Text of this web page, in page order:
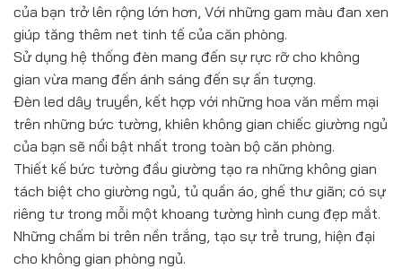
của bạn trở lên rộng lớn hơn, Với những gam màu đan xen
giúp tăng thêm net tinh tế của căn phòng.
Sử dụng hệ thống đèn mang đến sự rực rỡ cho không
gian vừa mang đến ánh sáng đến sự ấn tượng.
Đèn led dây truyền, kết hợp với những hoa văn mềm mại
trên những bức tường, khiên không gian chiếc giường ngủ
của bạn sẽ nổi bật nhất trong toàn bộ căn phòng.
Thiết kế bức tường đầu giường tạo ra những không gian
tách biệt cho giường ngủ, tủ quần áo, ghế thư giãn; có sự
riêng tư trong mỗi một khoang tường hình cung đẹp mắt.
Những chấm bi trên nền trắng, tạo sự trẻ trung, hiện đại
cho không gian phòng ngủ.